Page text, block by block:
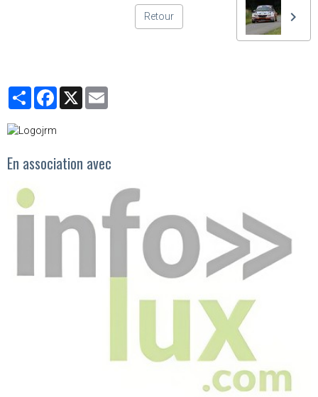
Retour
PartagerFacebook
X
En association avec